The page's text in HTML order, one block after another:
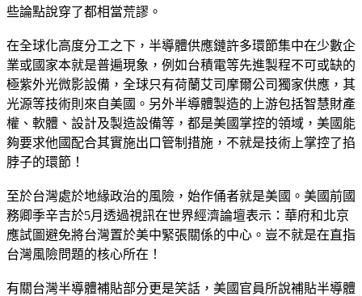
些論點說穿了都相當荒謬。
在全球化高度分工之下，半導體供應鏈許多環節集中在少數企
業或國家本就是普遍現象，例如台積電等先進製程不可或缺的
極紫外光微影設備，全球只有荷蘭艾司摩爾公司獨家供應，其
光源等技術則來自美國。另外半導體製造的上游包括智慧財產
權、軟體、設計及製造設備等，都是美國掌控的領域，美國能
夠要求他國配合其實施出口管制措施，不就是技術上掌控了掐
脖子的環節！
至於台灣處於地緣政治的風險，始作俑者就是美國。美國前國
務卿季辛吉於5月透過視訊在世界經濟論壇表示：華府和北京
應試圖避免將台灣置於美中緊張關係的中心。豈不就是在直指
台灣風險問題的核心所在！
有關台灣半導體補貼部分更是笑話，美國官員所說補貼半導體